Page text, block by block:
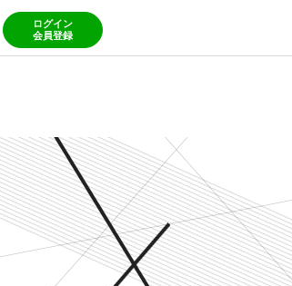
ログイン
会員登録